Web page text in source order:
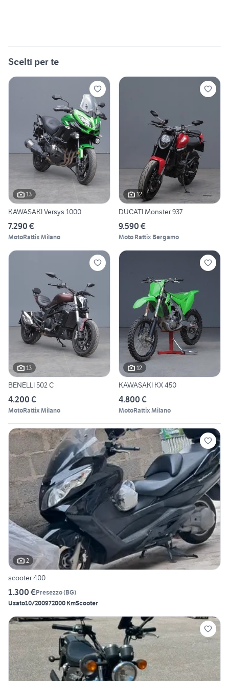
Scelti per te
13
KAWASAKI Versys 1000
7.290 €
MotoRattix Milano
12
DUCATI Monster 937
9.590 €
Moto Rattix Bergamo
13
BENELLI 502 C
4.200 €
MotoRattix Milano
12
KAWASAKI KX 450
4.800 €
MotoRattix Milano
2
scooter 400
1.300 €Presezzo(BG)
Usato10/200972000 KmScooter